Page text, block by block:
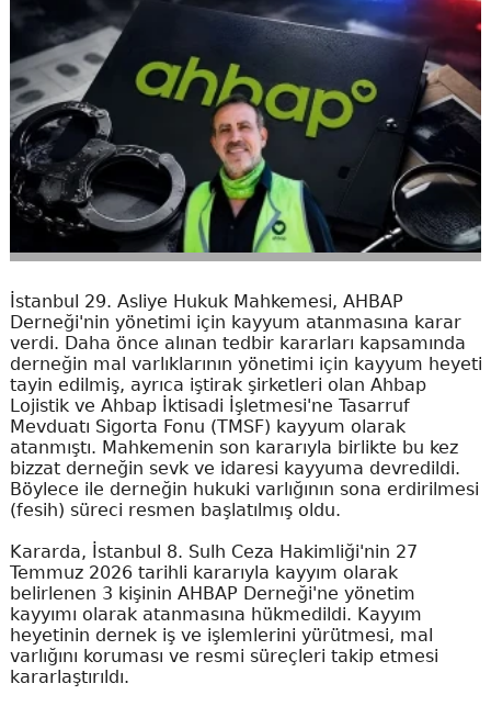
İstanbul 29. Asliye Hukuk Mahkemesi, AHBAP
Derneği'nin yönetimi için kayyum atanmasına karar
verdi. Daha önce alınan tedbir kararları kapsamında
derneğin mal varlıklarının yönetimi için kayyum heyeti
tayin edilmiş, ayrıca iştirak şirketleri olan Ahbap
Lojistik ve Ahbap İktisadi İşletmesi'ne Tasarruf
Mevduatı Sigorta Fonu (TMSF) kayyum olarak
atanmıştı. Mahkemenin son kararıyla birlikte bu kez
bizzat derneğin sevk ve idaresi kayyuma devredildi.
Böylece ile derneğin hukuki varlığının sona erdirilmesi
(fesih) süreci resmen başlatılmış oldu.
Kararda, İstanbul 8. Sulh Ceza Hakimliği'nin 27
Temmuz 2026 tarihli kararıyla kayyım olarak
belirlenen 3 kişinin AHBAP Derneği'ne yönetim
kayyımı olarak atanmasına hükmedildi. Kayyım
heyetinin dernek iş ve işlemlerini yürütmesi, mal
varlığını koruması ve resmi süreçleri takip etmesi
kararlaştırıldı.